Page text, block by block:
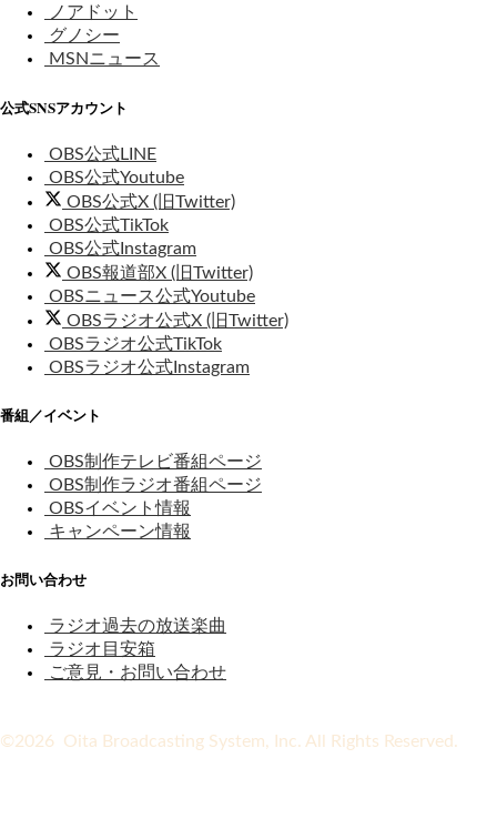
ノアドット
グノシー
MSNニュース
公式SNSアカウント
OBS公式LINE
OBS公式Youtube
OBS公式X (旧Twitter)
OBS公式TikTok
OBS公式Instagram
OBS報道部X (旧Twitter)
OBSニュース公式Youtube
OBSラジオ公式X (旧Twitter)
OBSラジオ公式TikTok
OBSラジオ公式Instagram
番組／イベント
OBS制作テレビ番組ページ
OBS制作ラジオ番組ページ
OBSイベント情報
キャンペーン情報
お問い合わせ
ラジオ過去の放送楽曲
ラジオ目安箱
ご意見・お問い合わせ
©2026 Oita Broadcasting System, Inc. All Rights Reserved.